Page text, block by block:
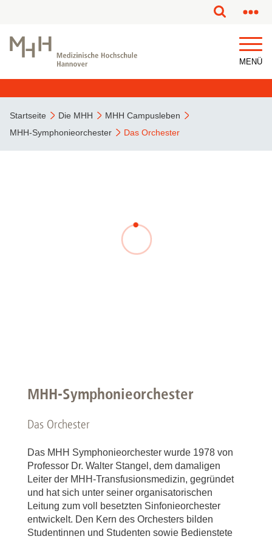
MENÜ
Startseite Die MHH
MHH Campusleben
MHH-Symphonieorchester
Das Orchester
MHH-Symphonieorchester
Das Orchester
Das MHH Symphonieorchester wurde 1978 von
Professor Dr. Walter Stangel, dem damaligen
Leiter der MHH-Transfusionsmedizin, gegründet
und hat sich unter seiner organisatorischen
Leitung zum voll besetzten Sinfonieorchester
entwickelt. Den Kern des Orchesters bilden
Studentinnen und Studenten sowie Bedienstete